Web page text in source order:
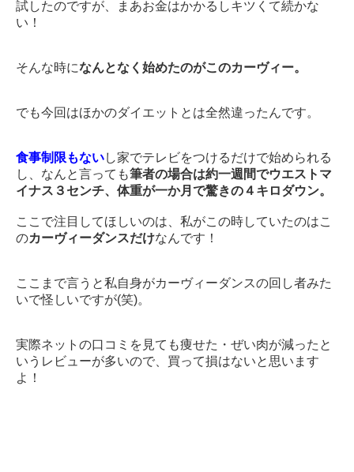
試したのですが、まあお金はかかるしキツくて続かな
い！
そんな時になんとなく始めたのがこのカーヴィー。
でも今回はほかのダイエットとは全然違ったんです。
食事制限もないし家でテレビをつけるだけで始められる
し、なんと言っても筆者の場合は約一週間でウエストマ
イナス３センチ、体重が一か月で驚きの４キロダウン。
ここで注目してほしいのは、私がこの時していたのはこ
のカーヴィーダンスだけなんです！
ここまで言うと私自身がカーヴィーダンスの回し者みた
いで怪しいですが(笑)。
実際ネットの口コミを見ても痩せた・ぜい肉が減ったと
いうレビューが多いので、買って損はないと思います
よ！